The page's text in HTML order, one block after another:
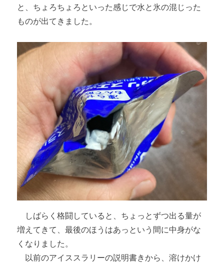
と、ちょろちょろといった感じで水と氷の混じった
ものが出てきました。
しばらく格闘していると、ちょっとずつ出る量が
増えてきて、最後のほうはあっという間に中身がな
くなりました。
以前のアイススラリーの説明書きから、溶けかけ